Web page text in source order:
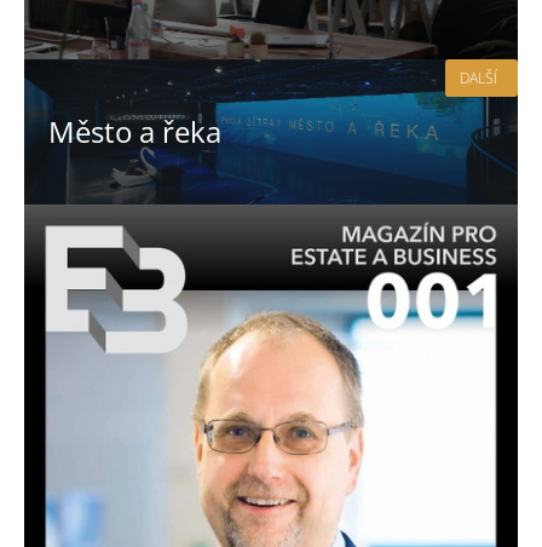
Město a řeka
DALŠÍ